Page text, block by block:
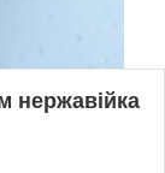
нержавійка